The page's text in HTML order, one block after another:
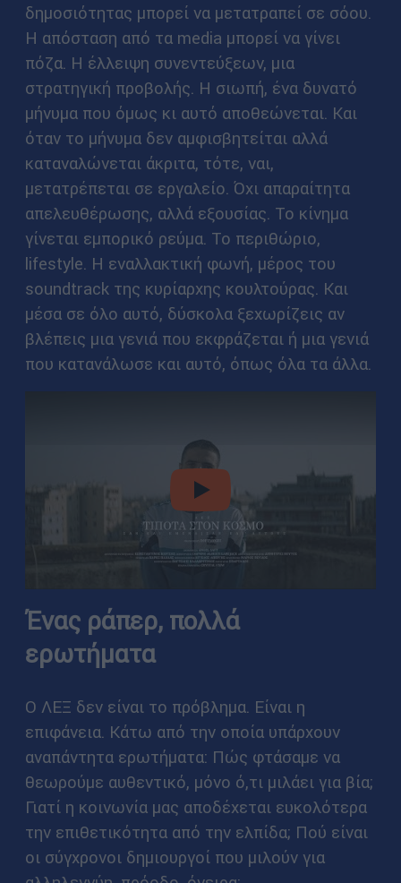
δημοσιότητας μπορεί να μετατραπεί σε σόου.
Η απόσταση από τα media μπορεί να γίνει
πόζα. Η έλλειψη συνεντεύξεων, μια
στρατηγική προβολής. Η σιωπή, ένα δυνατό
μήνυμα που όμως κι αυτό αποθεώνεται. Και
όταν το μήνυμα δεν αμφισβητείται αλλά
καταναλώνεται άκριτα, τότε, ναι,
μετατρέπεται σε εργαλείο. Όχι απαραίτητα
απελευθέρωσης, αλλά εξουσίας. Το κίνημα
γίνεται εμπορικό ρεύμα. Το περιθώριο,
lifestyle. Η εναλλακτική φωνή, μέρος του
soundtrack της κυρίαρχης κουλτούρας. Και
μέσα σε όλο αυτό, δύσκολα ξεχωρίζεις αν
βλέπεις μια γενιά που εκφράζεται ή μια γενιά
που κατανάλωσε και αυτό, όπως όλα τα άλλα.
video
Ένας ράπερ, πολλά
ερωτήματα
Ο ΛΕΞ δεν είναι το πρόβλημα. Είναι η
επιφάνεια. Κάτω από την οποία υπάρχουν
αναπάντητα ερωτήματα: Πώς φτάσαμε να
θεωρούμε αυθεντικό, μόνο ό,τι μιλάει για βία;
Γιατί η κοινωνία μας αποδέχεται ευκολότερα
την επιθετικότητα από την ελπίδα; Πού είναι
οι σύγχρονοι δημιουργοί που μιλούν για